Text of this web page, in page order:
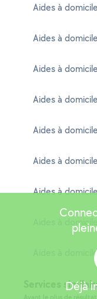
Aides à
Aides à
Aides à
Aides à
Aides à
Aides à
Aides à
Aides à
Aides à
ServicesDéjà